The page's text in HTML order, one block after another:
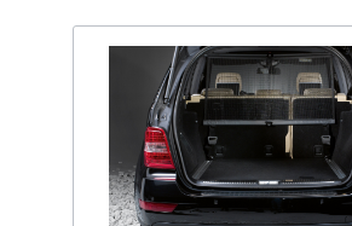
Modelle:ML 250 CDI 4MATIC
(166003)ML 250 BlueTEC 4MATIC
350 CDI 4MATIC
350 BlueTEC 4MATIC (166024)ML
(166055)ML 400 4MATIC
4MATIC BlueEFFICIENCY
(166058)ML 320 4MATIC
4MATIC BlueEFFICIENCY
4MATIC (166074)